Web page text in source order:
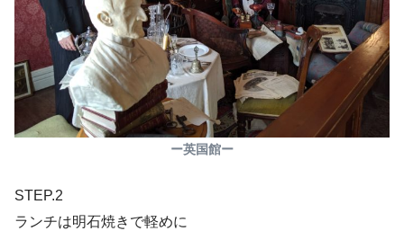
ー英国館ー
STEP.2
ランチは明石焼きで軽めに